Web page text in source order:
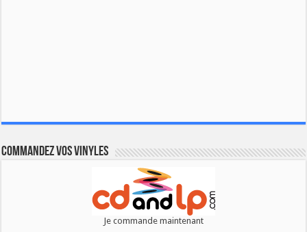
Commandez vos vinyles
Je commande maintenant